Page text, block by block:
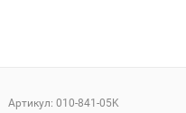
Артикул: 010-841-05K